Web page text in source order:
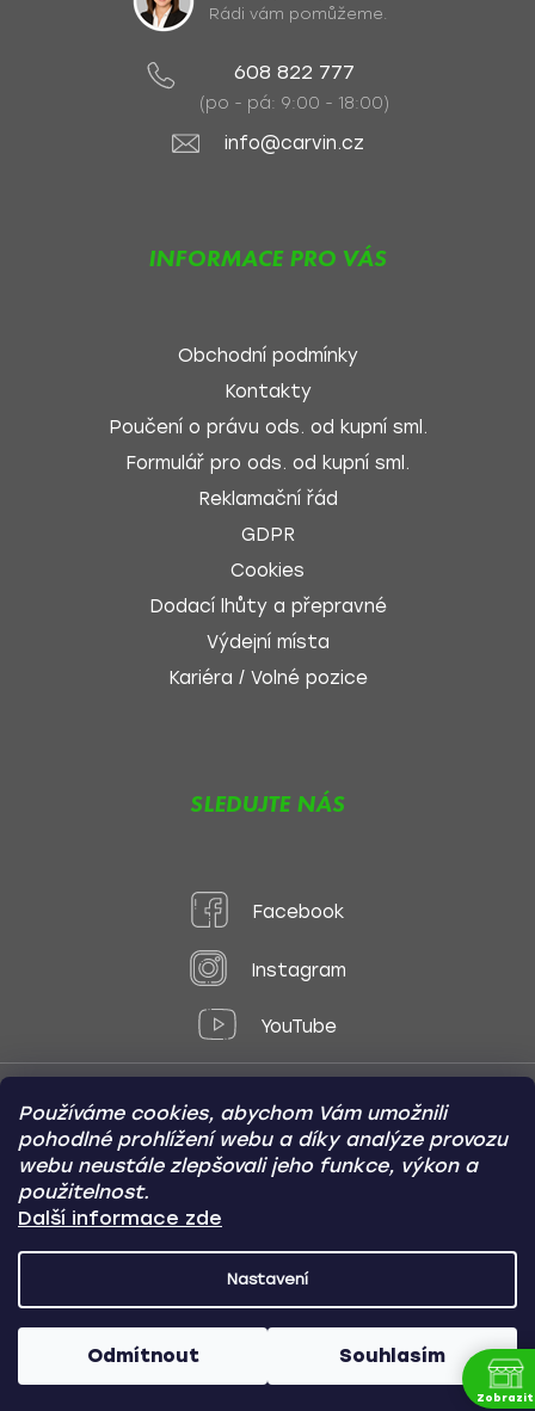
Používáme cookies, abychom Vám umožnili
pohodlné prohlížení webu a díky analýze provozu
webu neustále zlepšovali jeho funkce, výkon a
použitelnost.
Další informace zde
Nastavení
Odmítnout Souhlasím
Rádi vám pomůžeme.
608 822 777
(po - pá: 9:00 - 18:00)
info@carvin.cz
INFORMACE PRO VÁS
Obchodní podmínky
Kontakty
Poučení o právu ods. od kupní sml.
Formulář pro ods. od kupní sml.
Reklamační řád
GDPR
Cookies
Dodací lhůty a přepravné
Výdejní místa
Kariéra / Volné pozice
SLEDUJTE NÁS
Facebook
Instagram
YouTube
Způsoby platby:
Online
Převod
Dobírka
Copyright (c) 2012 -2026 CARVIN AUTODOPLŇKY- Všechna
Nakódoval Pavel Kuneš
Zobrazit